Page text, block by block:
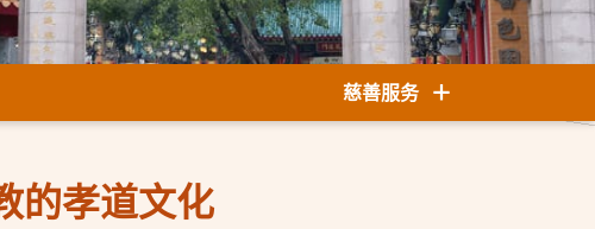
慈善服务
的孝道文化